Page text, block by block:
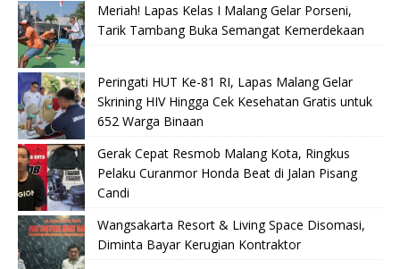
Meriah! Lapas Kelas I Malang Gelar Porseni,
Tarik Tambang Buka Semangat Kemerdekaan
Peringati HUT Ke-81 RI, Lapas Malang Gelar
Skrining HIV Hingga Cek Kesehatan Gratis untuk
652 Warga Binaan
Gerak Cepat Resmob Malang Kota, Ringkus
Pelaku Curanmor Honda Beat di Jalan Pisang
Candi
Wangsakarta Resort & Living Space Disomasi,
Diminta Bayar Kerugian Kontraktor